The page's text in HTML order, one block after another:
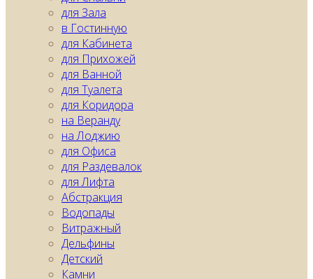
для Зала
в Гостинную
для Кабинета
для Прихожей
для Ванной
для Туалета
для Коридора
на Веранду
на Лоджию
для Офиса
для Раздевалок
для Лифта
Абстракция
Водопады
Витражный
Дельфины
Детский
Камни